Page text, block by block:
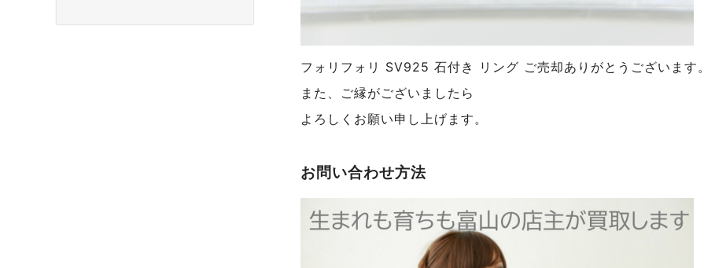
フォリフォリ SV925 石付き リング ご売却ありがとうございます。
また、ご縁がございましたら
よろしくお願い申し上げます。
お問い合わせ方法